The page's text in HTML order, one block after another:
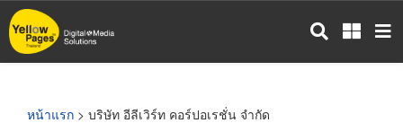
ข้าม
ไป
หน้าแรก > บริษัท อีลีเวิร์ท คอร์ปอเรชั่น จำกัด